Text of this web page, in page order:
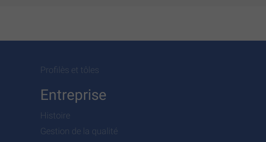
Profilès et tôles
Entreprise
Histoire
Gestion de la qualité